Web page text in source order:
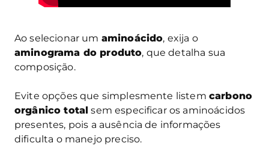
Ao selecionar um aminoácido, exija o
aminograma do produto, que detalha sua
composição.
Evite opções que simplesmente listem carbono
orgânico total sem especificar os aminoácidos
presentes, pois a ausência de informações
dificulta o manejo preciso.